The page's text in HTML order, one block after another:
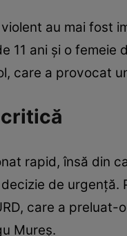
au mai fost
11 ani și o femeie
care a provocat
rapid, însă din
de
care a
Mureș.